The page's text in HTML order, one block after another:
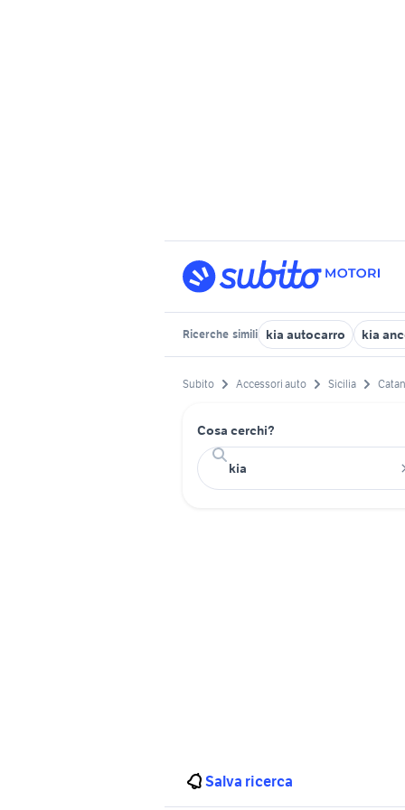
Ricerche simili kia autocarro kia
Subito Accessori auto Sicilia
Cosa cerchi?
Salva ricerca